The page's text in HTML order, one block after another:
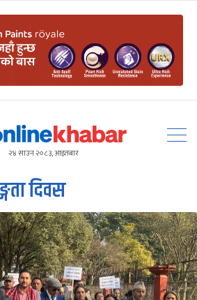
२४ साउन २०८३, आइतबार
दिवस